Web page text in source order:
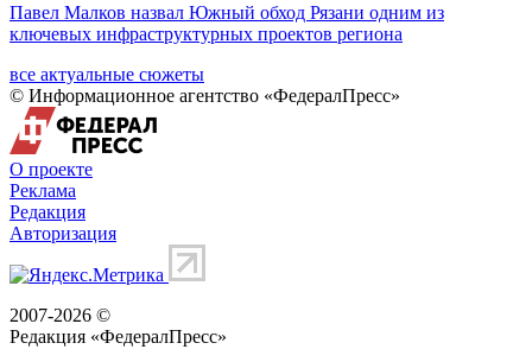
Павел Малков назвал Южный обход Рязани одним из
ключевых инфраструктурных проектов региона
все актуальные сюжеты
© Информационное агентство «ФедералПресс»
О проекте
Реклама
Редакция
Авторизация
2007-2026 ©
Редакция «ФедералПресс»